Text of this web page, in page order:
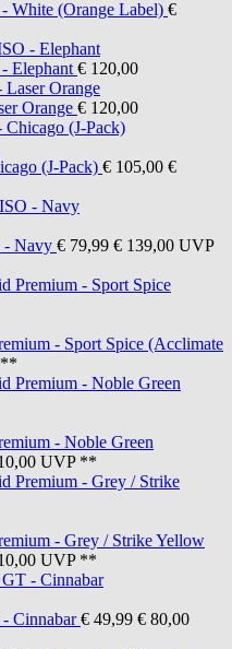
White (Orange Label) €
Elephant € 120,00
Orange € 120,00
(J-Pack) € 105,00 €
- Navy € 79,99 € 139,00 UVP
- Sport Spice (Acclimate
- Noble Green
UVP **
- Grey / Strike Yellow
UVP **
Cinnabar € 49,99 € 80,00